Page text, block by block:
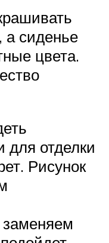
а сиденье
цвета.
для отделки
Рисунок